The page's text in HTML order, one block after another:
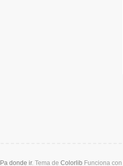
Pa donde ir. Tema de Colorlib Funciona con